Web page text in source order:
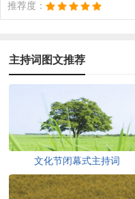
推荐度：
主持词图文推荐
文化节闭幕式主持词